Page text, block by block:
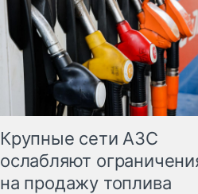
Крупные сети АЗС
ослабляют
на продажу топлива